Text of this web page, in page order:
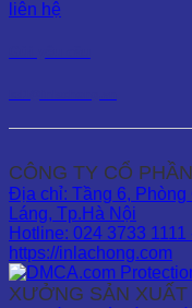
CÔNG TY CỔ
Địa chỉ: Tầng 6, Phòng
Láng, Tp.Hà Nội
Hotline: 024 3733
https://inlachong.com
XƯỞNG SẢN XUẤT